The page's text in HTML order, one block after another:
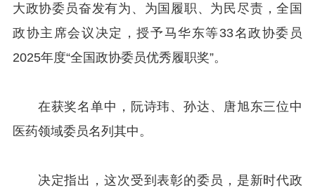
大政协委员奋发有为、为国履职、为民尽责，全国
政协主席会议决定，授予马华东等33名政协委员
2025年度“全国政协委员优秀履职奖”。
在获奖名单中，阮诗玮、孙达、唐旭东三位中
医药领域委员名列其中。
决定指出，这次受到表彰的委员，是新时代政